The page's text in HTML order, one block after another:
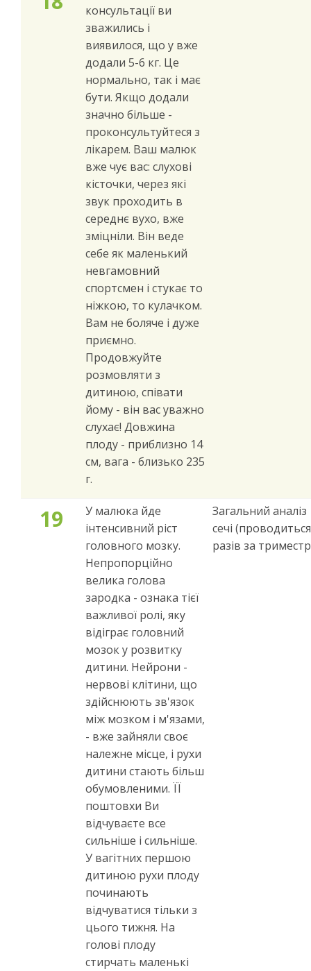
консультації ви
зважились і
виявилося, що у вже
додали 5-6 кг. Це
нормально, так і має
бути. Якщо додали
значно більше -
проконсультуйтеся з
лікарем. Ваш малюк
вже чує вас: слухові
кісточки, через які
звук проходить в
середнє вухо, вже
зміцніли. Він веде
себе як маленький
невгамовний
спортсмен і стукає то
ніжкою, то кулачком.
Вам не боляче і дуже
приємно.
Продовжуйте
розмовляти з
дитиною, співати
йому - він вас уважно
слухає! Довжина
плоду - приблизно 14
см, вага - близько 235
г.
19
У малюка йде
інтенсивний ріст
головного мозку.
Непропорційно
велика голова
зародка - ознака тієї
важливої ​​ролі, яку
відіграє головний
мозок у розвитку
дитини. Нейрони -
нервові клітини, що
здійснюють зв'язок
між мозком і м'язами,
- вже зайняли своє
належне місце, і рухи
дитини стають більш
обумовленими. ЇЇ
поштовхи Ви
відчуваєте все
сильніше і сильніше.
У вагітних першою
дитиною рухи плоду
починають
відчуватися тільки з
цього тижня. На
голові плоду
стирчать маленькі
Загальний аналіз
сечі
разів за